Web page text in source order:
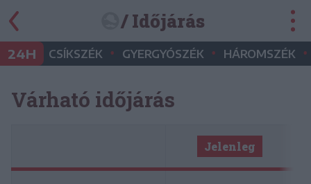
/ Időjárás
24H CSÍKSZÉK • GYERGYÓSZÉK • HÁROMSZÉK •
Várható időjárás
Jelenleg